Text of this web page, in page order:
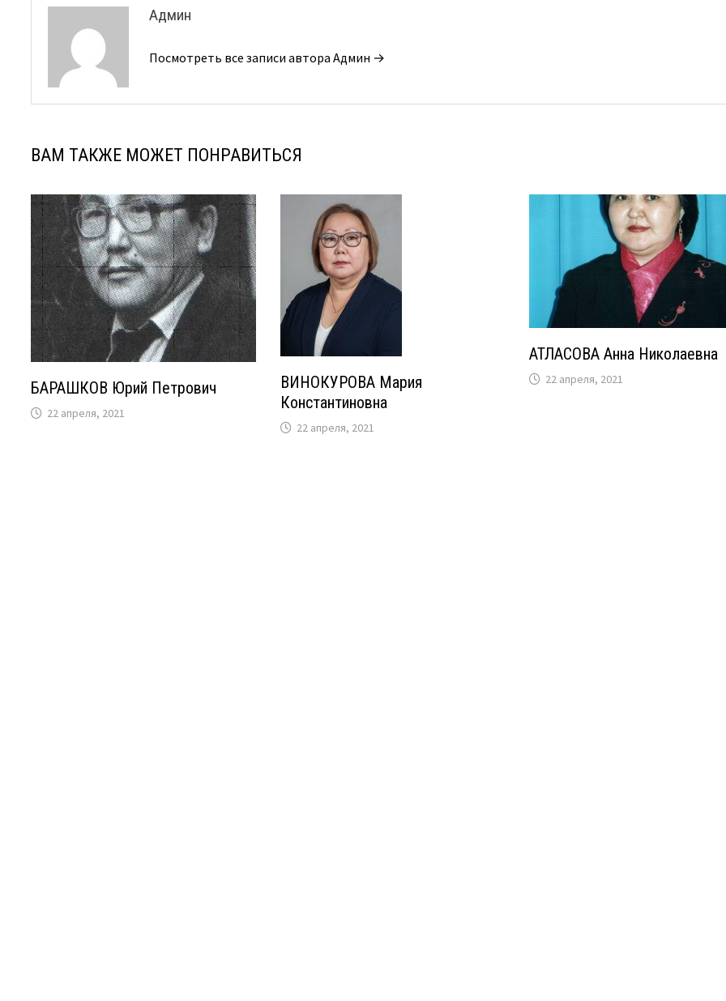
Админ
Посмотреть все записи автора Админ →
ВАМ ТАКЖЕ МОЖЕТ ПОНРАВИТЬСЯ
БАРАШКОВ Юрий Петрович
22 апреля, 2021
ВИНОКУРОВА Мария
Константиновна
22 апреля, 2021
АТЛАСОВА Анна Николаевна
22 апреля, 2021